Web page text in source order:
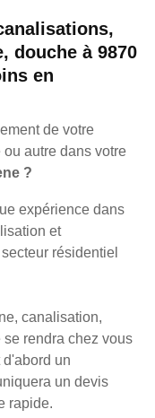
douche à 9870
en
de votre
autre dans votre
?
expérience dans
et
résidentiel
canalisation,
rendra chez vous
un
un devis
rapide.